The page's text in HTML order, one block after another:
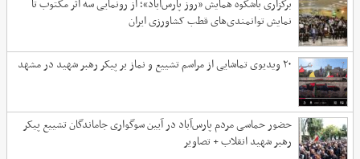
برگزاری باشکوه همایش «روز پارس‌آباد»؛ از رونمایی سه اثر مکتوب تا
نمایش توانمندی‌های قطب کشاورزی ایران
۲۰ ویدیوی تماشایی از مراسم تشییع و نماز بر پیکر رهبر شهید در مشهد
حضور حماسی مردم پارس‌آباد در آیین سوگواری جاماندگان تشییع پیکر
رهبر شهید انقلاب + تصاویر